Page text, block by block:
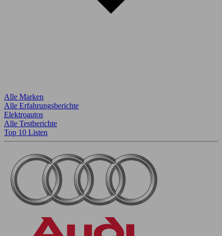
Alle Marken
Alle Erfahrungsberichte
Elektroautos
Alle Testberichte
Top 10 Listen